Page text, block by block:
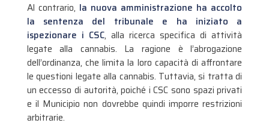
Al contrario, la nuova amministrazione ha accolto
la sentenza del tribunale e ha iniziato a
ispezionare i CSC, alla ricerca specifica di attività
legate alla cannabis. La ragione è l’abrogazione
dell’ordinanza, che limita la loro capacità di affrontare
le questioni legate alla cannabis. Tuttavia, si tratta di
un eccesso di autorità, poiché i CSC sono spazi privati
e il Municipio non dovrebbe quindi imporre restrizioni
arbitrarie.